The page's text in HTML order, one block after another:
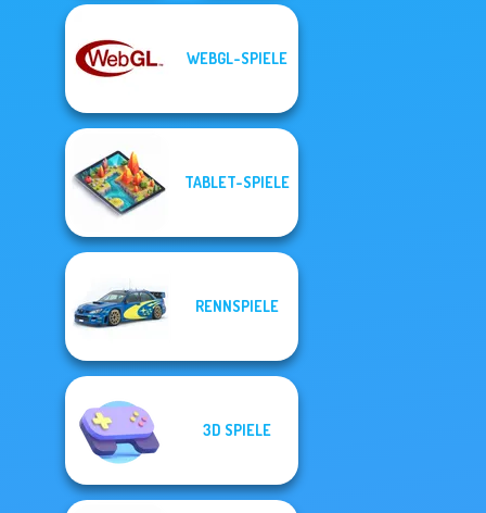
Super Soccer
Noggins
Vega Mix: Fairy
WEBGL-SPIELE
TABLET-SPIELE
RENNSPIELE
3D SPIELE